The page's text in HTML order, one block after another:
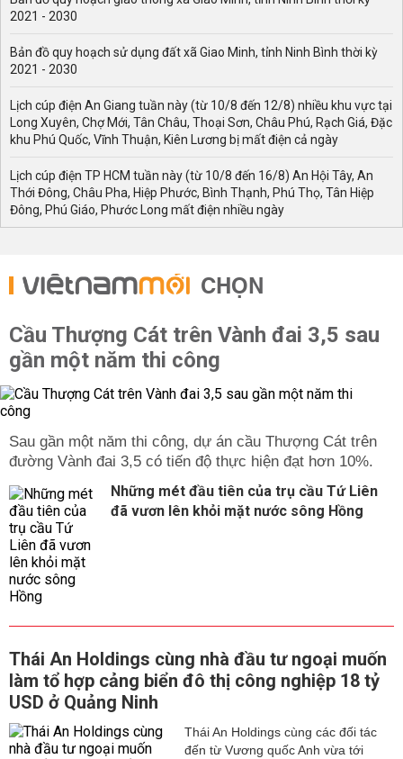
2021 - 2030
Bản đồ quy hoạch sử dụng đất xã Giao Minh, tỉnh Ninh Bình thời kỳ
2021 - 2030
Lịch cúp điện An Giang tuần này (từ 10/8 đến 12/8) nhiều khu vực tại
Long Xuyên, Chợ Mới, Tân Châu, Thoại Sơn, Châu Phú, Rạch Giá, Đặc
khu Phú Quốc, Vĩnh Thuận, Kiên Lương bị mất điện cả ngày
Lịch cúp điện TP HCM tuần này (từ 10/8 đến 16/8) An Hội Tây, An
Thới Đông, Châu Pha, Hiệp Phước, Bình Thạnh, Phú Thọ, Tân Hiệp
Đông, Phú Giáo, Phước Long mất điện nhiều ngày
CHỌN
Cầu Thượng Cát trên Vành đai 3,5 sau
gần một năm thi công
Sau gần một năm thi công, dự án cầu Thượng Cát trên
đường Vành đai 3,5 có tiến độ thực hiện đạt hơn 10%.
Những mét đầu tiên của trụ cầu Tứ Liên
đã vươn lên khỏi mặt nước sông Hồng
Thái An Holdings cùng nhà đầu tư ngoại muốn
làm tổ hợp cảng biển đô thị công nghiệp 18 tỷ
USD ở Quảng Ninh
Thái An Holdings cùng các đối tác
đến từ Vương quốc Anh vừa tới